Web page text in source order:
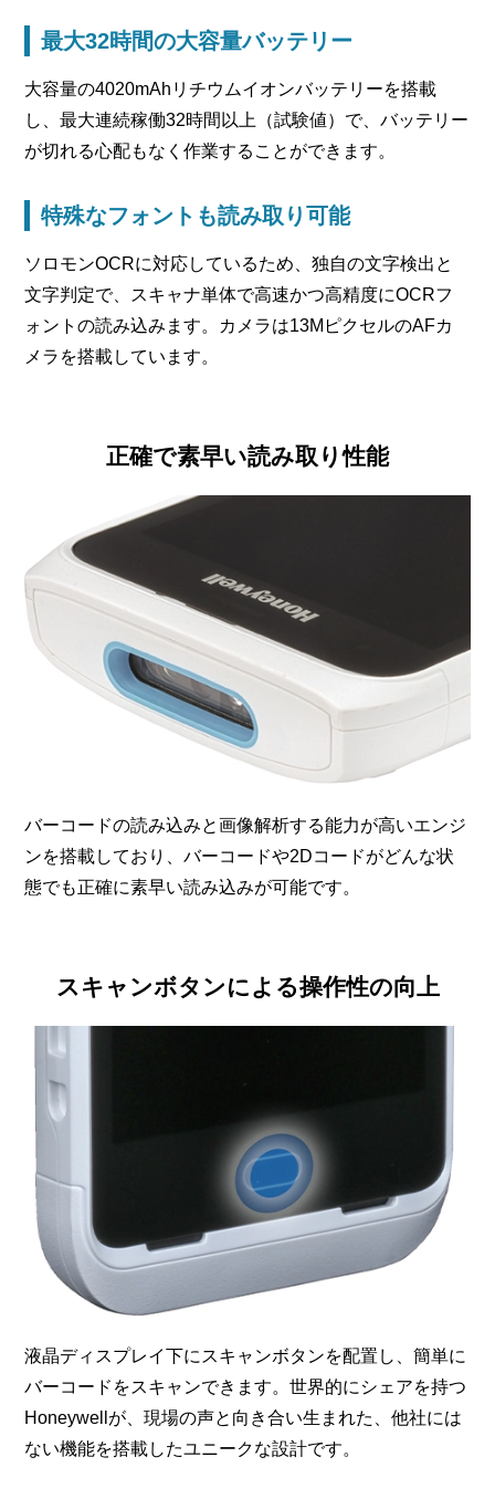
最大32時間の大容量バッテリー
大容量の4020mAhリチウムイオンバッテリーを搭載
し、最大連続稼働32時間以上（試験値）で、バッテリー
が切れる心配もなく作業することができます。
特殊なフォントも読み取り可能
ソロモンOCRに対応しているため、独自の文字検出と
文字判定で、スキャナ単体で高速かつ高精度にOCRフ
ォントの読み込みます。カメラは13MピクセルのAFカ
メラを搭載しています。
正確で素早い読み取り性能
バーコードの読み込みと画像解析する能力が高いエンジ
ンを搭載しており、バーコードや2Dコードがどんな状
態でも正確に素早い読み込みが可能です。
スキャンボタンによる操作性の向上
液晶ディスプレイ下にスキャンボタンを配置し、簡単に
バーコードをスキャンできます。世界的にシェアを持つ
Honeywellが、現場の声と向き合い生まれた、他社には
ない機能を搭載したユニークな設計です。